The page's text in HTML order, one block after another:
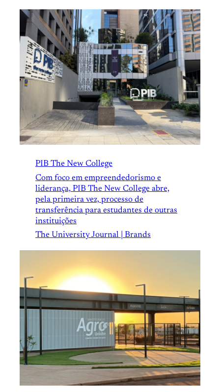
PIB The New College
Com foco em empreendedorismo e
liderança, PIB The New College abre,
pela primeira vez, processo de
transferência para estudantes de outras
instituições
The University Journal | Brands